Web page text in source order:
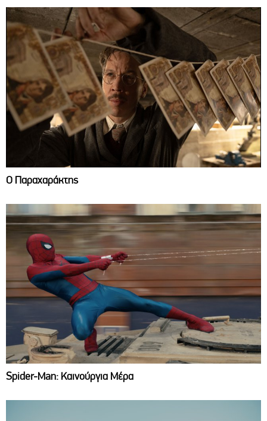
Ο Παραχαράκτης
Spider-Man: Καινούργια Μέρα